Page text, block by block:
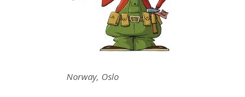
Norway, Oslo